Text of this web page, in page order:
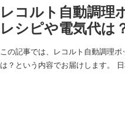
レコルト自動調理
レシピや電気代は
この記事では、レコルト自動調理
は？という内容でお届けします。